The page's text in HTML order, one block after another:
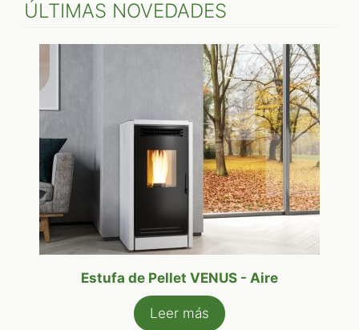
ÚLTIMAS NOVEDADES
Estufa de Pellet VENUS - Aire
Leer más